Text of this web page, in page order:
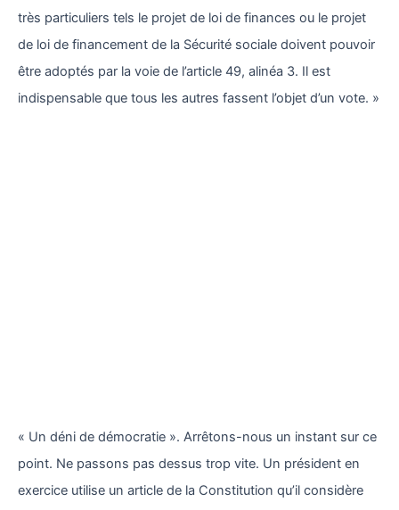
très particuliers tels le projet de loi de finances ou le projet
de loi de financement de la Sécurité sociale doivent pouvoir
être adoptés par la voie de l’article 49, alinéa 3. Il est
indispensable que tous les autres fassent l’objet d’un vote. »
« Un déni de démocratie ». Arrêtons-nous un instant sur ce
point. Ne passons pas dessus trop vite. Un président en
exercice utilise un article de la Constitution qu’il considère